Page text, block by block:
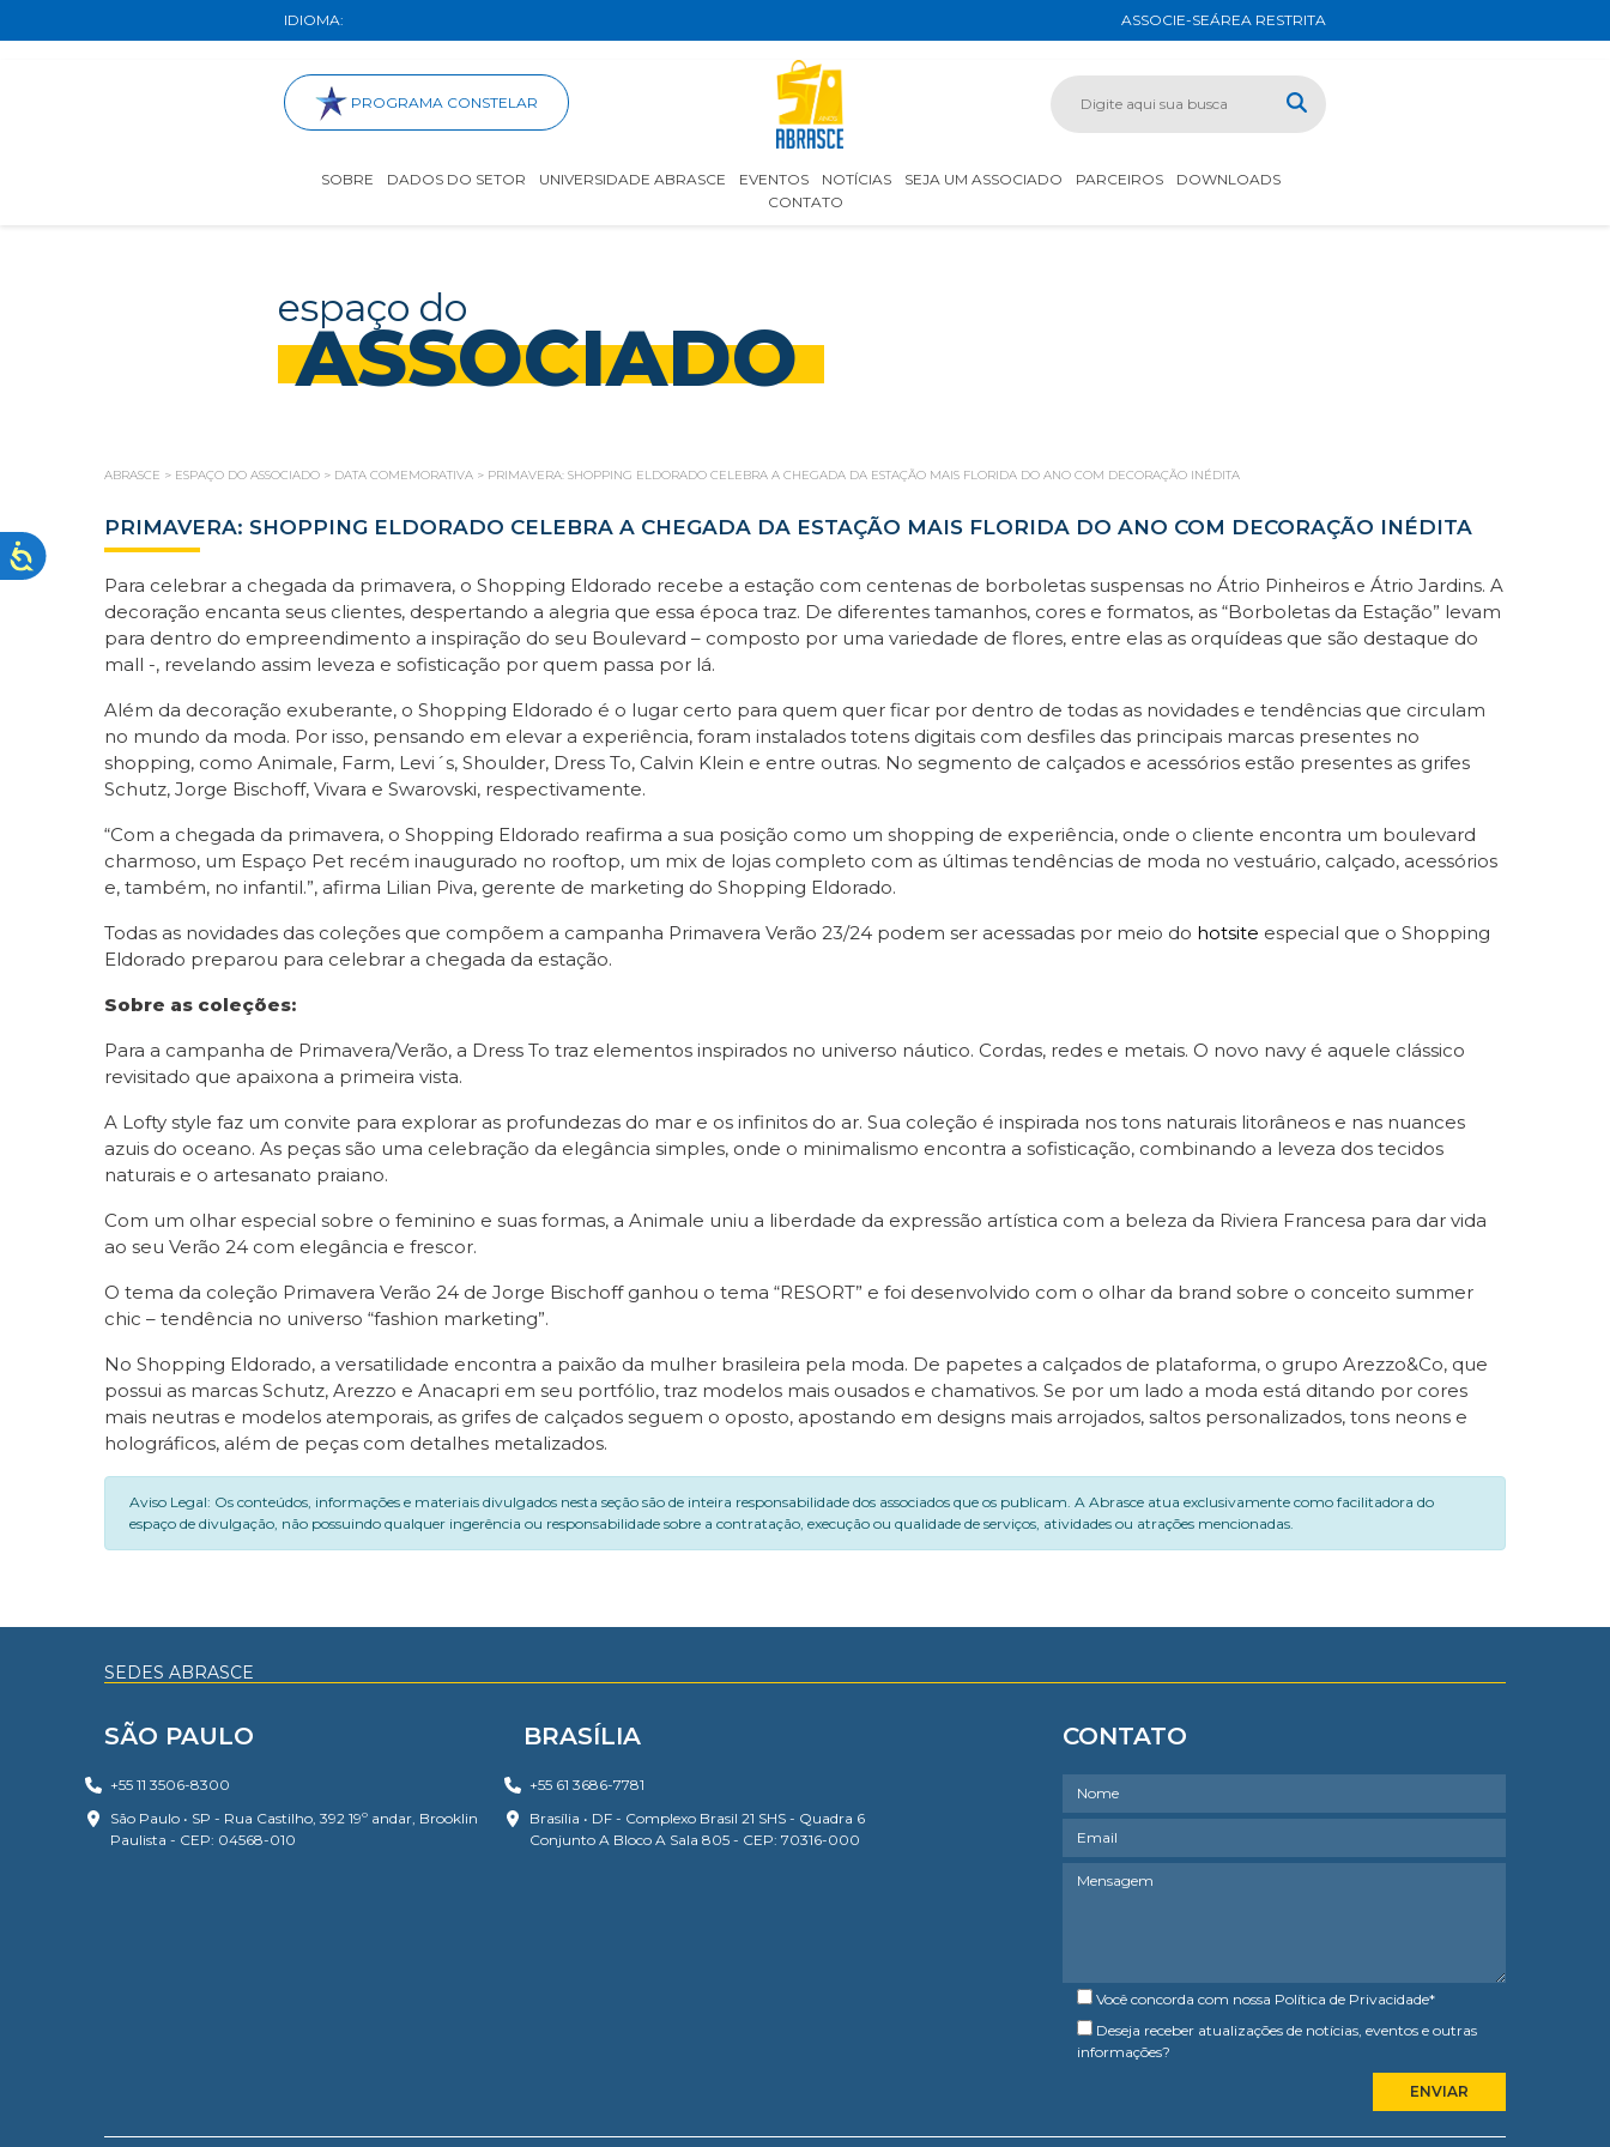
IDIOMA: ASSOCIE-SEÁREA RESTRITA
PROGRAMA CONSTELAR
SOBRE DADOS DO SETOR UNIVERSIDADE ABRASCE EVENTOS NOTÍCIAS SEJA UM ASSOCIADO PARCEIROS
DOWNLOADS
CONTATO
espaço do
ASSOCIADO
ABRASCE > ESPAÇO DO ASSOCIADO > DATA COMEMORATIVA > PRIMAVERA: SHOPPING ELDORADO CELEBRA A CHEGADA DA ESTAÇÃO MAIS FLORIDA DO ANO COM DECORAÇÃO INÉDITA
PRIMAVERA: SHOPPING ELDORADO CELEBRA A CHEGADA DA ESTAÇÃO MAIS FLORIDA DO ANO COM DECORAÇÃO INÉDITA
Para celebrar a chegada da primavera, o Shopping Eldorado recebe a estação com centenas de borboletas suspensas no Átrio Pinheiros e Átrio Jardins. A
decoração encanta seus clientes, despertando a alegria que essa época traz. De diferentes tamanhos, cores e formatos, as “Borboletas da Estação” levam
para dentro do empreendimento a inspiração do seu Boulevard – composto por uma variedade de flores, entre elas as orquídeas que são destaque do
mall -, revelando assim leveza e sofisticação por quem passa por lá.
Além da decoração exuberante, o Shopping Eldorado é o lugar certo para quem quer ficar por dentro de todas as novidades e tendências que circulam
no mundo da moda. Por isso, pensando em elevar a experiência, foram instalados totens digitais com desfiles das principais marcas presentes no
shopping, como Animale, Farm, Levi´s, Shoulder, Dress To, Calvin Klein e entre outras. No segmento de calçados e acessórios estão presentes as grifes
Schutz, Jorge Bischoff, Vivara e Swarovski, respectivamente.
“Com a chegada da primavera, o Shopping Eldorado reafirma a sua posição como um shopping de experiência, onde o cliente encontra um boulevard
charmoso, um Espaço Pet recém inaugurado no rooftop, um mix de lojas completo com as últimas tendências de moda no vestuário, calçado, acessórios
e, também, no infantil.”, afirma Lilian Piva, gerente de marketing do Shopping Eldorado.
Todas as novidades das coleções que compõem a campanha Primavera Verão 23/24 podem ser acessadas por meio do hotsite especial que o Shopping
Eldorado preparou para celebrar a chegada da estação.
Sobre as coleções:
Para a campanha de Primavera/Verão, a Dress To traz elementos inspirados no universo náutico. Cordas, redes e metais. O novo navy é aquele clássico
revisitado que apaixona a primeira vista.
A Lofty style faz um convite para explorar as profundezas do mar e os infinitos do ar. Sua coleção é inspirada nos tons naturais litorâneos e nas nuances
azuis do oceano. As peças são uma celebração da elegância simples, onde o minimalismo encontra a sofisticação, combinando a leveza dos tecidos
naturais e o artesanato praiano.
Com um olhar especial sobre o feminino e suas formas, a Animale uniu a liberdade da expressão artística com a beleza da Riviera Francesa para dar vida
ao seu Verão 24 com elegância e frescor.
O tema da coleção Primavera Verão 24 de Jorge Bischoff ganhou o tema “RESORT” e foi desenvolvido com o olhar da brand sobre o conceito summer
chic – tendência no universo “fashion marketing”.
No Shopping Eldorado, a versatilidade encontra a paixão da mulher brasileira pela moda. De papetes a calçados de plataforma, o grupo Arezzo&Co, que
possui as marcas Schutz, Arezzo e Anacapri em seu portfólio, traz modelos mais ousados e chamativos. Se por um lado a moda está ditando por cores
mais neutras e modelos atemporais, as grifes de calçados seguem o oposto, apostando em designs mais arrojados, saltos personalizados, tons neons e
holográficos, além de peças com detalhes metalizados.
Aviso Legal: Os conteúdos, informações e materiais divulgados nesta seção são de inteira responsabilidade dos associados que os publicam. A Abrasce atua exclusivamente como facilitadora do
espaço de divulgação, não possuindo qualquer ingerência ou responsabilidade sobre a contratação, execução ou qualidade de serviços, atividades ou atrações mencionadas.
SEDES ABRASCE
SÃO PAULO
+55 11 3506-8300
São Paulo • SP - Rua Castilho, 392 19º andar, Brooklin
Paulista - CEP: 04568-010
BRASÍLIA
+55 61 3686-7781
Brasília • DF - Complexo Brasil 21 SHS - Quadra 6
Conjunto A Bloco A Sala 805 - CEP: 70316-000
CONTATO
Você concorda com nossa Política de Privacidade*
Deseja receber atualizações de notícias, eventos e outras
informações?